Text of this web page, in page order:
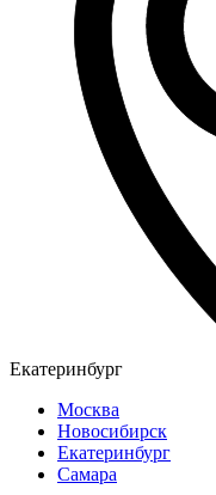
Екатеринбург
Москва
Новосибирск
Екатеринбург
Самара